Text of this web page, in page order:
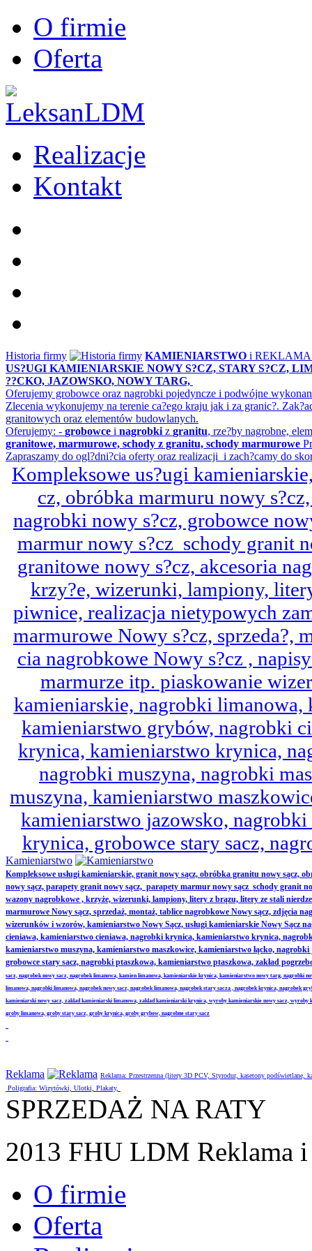
O firmie
Oferta
Realizacje
Kontakt
Historia firmy KAMIENIARSTWO i
US?UGI KAMIENIARSKIE NOWY S?CZ, STARY S?CZ,
??CKO, JAZOWSKO, NOWY TARG,
Oferujemy grobowce oraz nagrobki pojedyncze i podwójne
Zlecenia wykonujemy na terenie ca?ego kraju jak i za granic?.
granitowych oraz elementów budowlanych.
Oferujemy: - grobowce i nagrobki z granitu, rze?by nagrobne,
granitowe, marmurowe, schody z granitu, schody marmurowe
Zapraszamy do ogl?dni?cia oferty oraz realizacji i zach?camy do
Kompleksowe us?ugi
cz, obróbka marmuru nowy
nagrobki nowy s?cz, grobowce
marmur nowy s?cz schody granit
granitowe nowy s?cz, akcesoria
krzy?e, wizerunki, lampiony,
piwnice, realizacja nietypowych
marmurowe Nowy s?cz, sprzeda?,
cia nagrobkowe Nowy s?cz ,
marmurze itp. piaskowanie
kamieniarskie, nagrobki
kamieniarstwo grybów, nagrobki
krynica, kamieniarstwo krynica,
nagrobki muszyna, nagrobki
muszyna, kamieniarstwo
kamieniarstwo jazowsko,
krynica, grobowce stary sacz,
Kamieniarstwo
Kompleksowe usługi kamieniarskie, granit nowy sącz, obróbka granitu nowy sącz,
nowy sącz, parapety granit nowy sącz, parapety marmur nowy sącz schody granit
wazony nagrobkowe , krzyże, wizerunki, lampiony, litery z brązu, litery ze stali
marmurowe Nowy sącz, sprzedaż, montaż, tablice nagrobkowe Nowy sącz, zdjęcia
wizerunków i wzorów, kamieniarstwo Nowy Sącz, usługi kamieniarskie Nowy
cieniawa, kamieniarstwo cieniawa, nagrobki krynica, kamieniarstwo krynica,
kamieniarstwo muszyna, kamieniarstwo maszkowice, kamieniarstwo łącko,
grobowce stary sacz, nagrobki ptaszkowa, kamieniarstwo ptaszkowa, zakład
sacz, nagrobek nowy sacz, nagrobek limanowa, kamien limanowa, kamieniarskie krynica, kamieniarstwo nowy targ,
limanowa, nagrobki limanowa, nagrobek nowy sacz, nagrobek limanowa, nagrobek stary sacza , nagrobek krynica, nagrobek
kamieniarski nowy sacz, zaklad kamieniarski limanowa, zaklad kamieniarski krynica, wyroby kamieniarskie nowy sacz,
groby limanowa, groby stary sacz, groby krynica, groby grybow, nagrobne stary sacz
Reklama
Reklama: Przestrzenna (litery 3D PCV, Styrodur, kasetony
Poligrafia: Wizytówki, Ulotki, Plakaty,
SPRZEDAŻ NA RATY
2013 FHU LDM Reklama
O firmie
Oferta